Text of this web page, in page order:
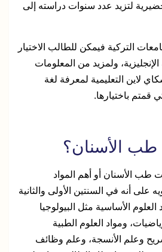
لتزيد عدد سنوات دراسته إلى
التركية فيمكن للطالب الاختيار
الإنجليزية، ولمزيد من المعلومات
لاين التعليمية لمعرفة لغة
قمتم باختيارها.
طب الأسنان؟
الأسنان أو أهم المواد
على أنه في السنتين الأولى والثانية
الأساسية مثل البيولوجيا
ومواد العلوم الطبية
وعلم الأنسجة، وعلم وظائف